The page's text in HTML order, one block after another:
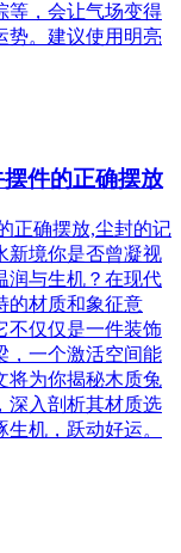
等，会让气场变得
势。建议使用明亮
件的正确摆放
正确摆放,尘封的记
境你是否曾凝视
润与生机？在现代
的材质和象征意
不仅仅是一件装饰
，一个激活空间能
将为你揭秘木质兔
深入剖析其材质选
机，跃动好运。